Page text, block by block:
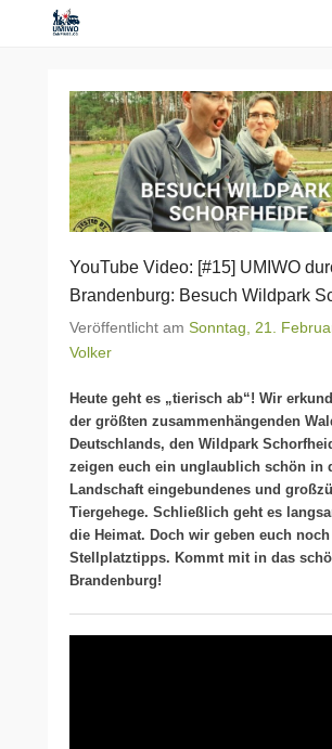
YouTube Video: [#15] UMIWO
Brandenburg: Besuch Wildpark
Veröffentlicht am Sonntag, 21.
Volker
Heute geht es „tierisch ab“! Wir
der größten zusammenhängenden
Deutschlands, den Wildpark
zeigen euch ein unglaublich schön in
Landschaft eingebundenes und
Tiergehege. Schließlich geht es
die Heimat. Doch wir geben euch
Stellplatztipps. Kommt mit in das
Brandenburg!